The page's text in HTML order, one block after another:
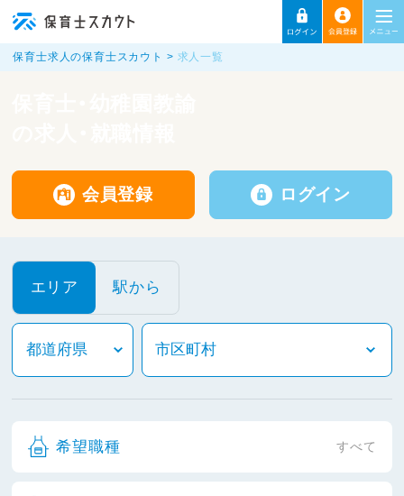
保育士求人の保育士スカウト 求人一覧
会員登録 ログイン
エリア 駅から
希望職種 すべて